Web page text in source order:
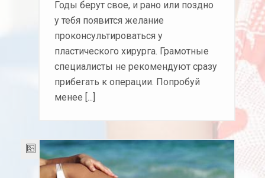
Годы берут свое, и рано или поздно
у тебя появится желание
проконсультироваться у
пластического хирурга. Грамотные
специалисты не рекомендуют сразу
прибегать к операции. Попробуй
менее [...]